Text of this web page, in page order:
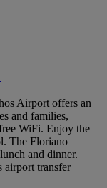
Airport offers an
and families,
WiFi. Enjoy the
The Floriano
and dinner.
airport transfer